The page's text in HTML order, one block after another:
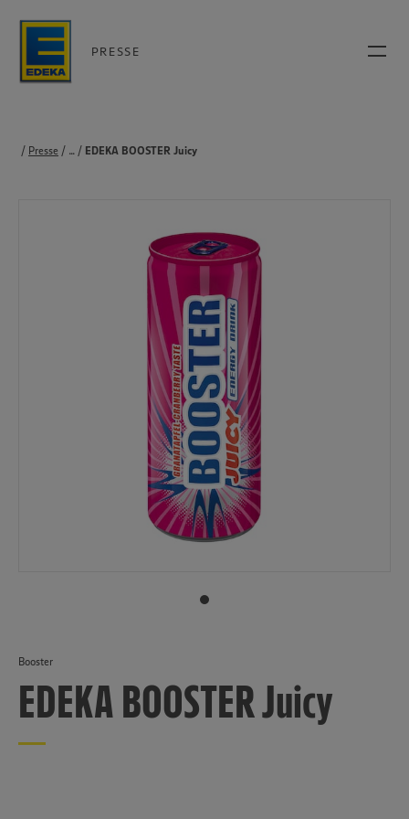
PRESSE
Presse Produkte
EDEKA BOOSTER Juicy
...
Booster
EDEKA BOOSTER Juicy